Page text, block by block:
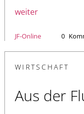
weiter
JF-Online 0
WIRTSCHAFT
Aus der